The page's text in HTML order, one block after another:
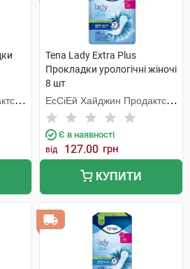
Tena Lady Extra Plus
Прокладки урологічні жіночі
8 шт
ЕсСіЕй Хайджин Продактс
Хугезанд
Є в наявності
від 127.00 грн
КУПИТИ